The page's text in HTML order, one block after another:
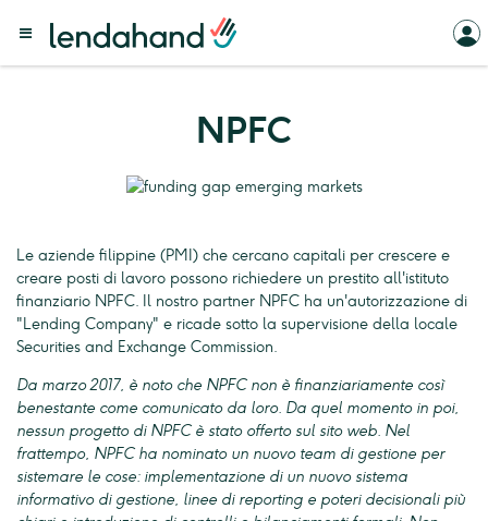
NPFC
Le aziende filippine (PMI) che cercano capitali per crescere e
creare posti di lavoro possono richiedere un prestito all'istituto
finanziario NPFC. Il nostro partner NPFC ha un'autorizzazione di
"Lending Company" e ricade sotto la supervisione della locale
Securities and Exchange Commission.
Da marzo 2017, è noto che NPFC non è finanziariamente così
benestante come comunicato da loro. Da quel momento in poi,
nessun progetto di NPFC è stato offerto sul sito web. Nel
frattempo, NPFC ha nominato un nuovo team di gestione per
sistemare le cose: implementazione di un nuovo sistema
informativo di gestione, linee di reporting e poteri decisionali più